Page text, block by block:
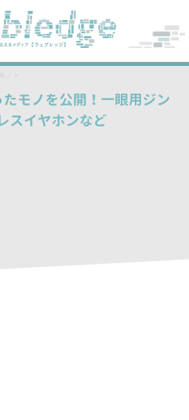
ノ
モノを公開！一眼用ジン
スイヤホンなど